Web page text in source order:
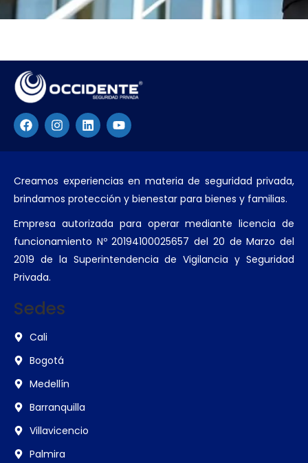
Creamos experiencias en materia de seguridad privada,
brindamos protección y bienestar para bienes y familias.
Empresa autorizada para operar mediante licencia de
funcionamiento Nº 20194100025657 del 20 de Marzo del
2019 de la Superintendencia de Vigilancia y Seguridad
Privada.
Sedes
Cali
Bogotá
Medellín
Barranquilla
Villavicencio
Palmira